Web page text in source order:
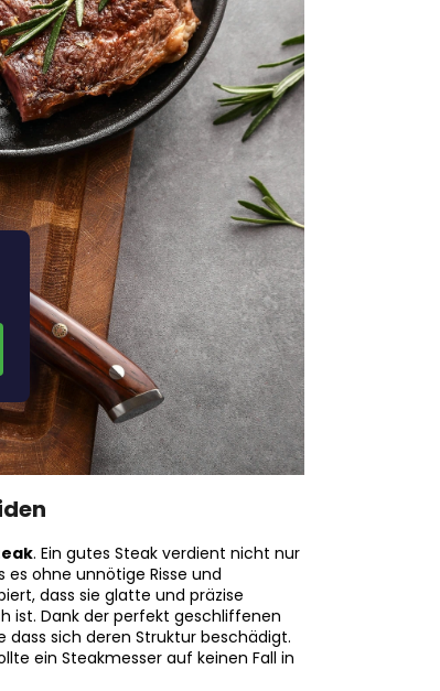
. Ein gutes Steak verdient nicht nur
ohne unnötige Risse und
dass sie glatte und präzise
ist. Dank der perfekt geschliffenen
dass sich deren Struktur beschädigt.
ein Steakmesser auf keinen Fall in